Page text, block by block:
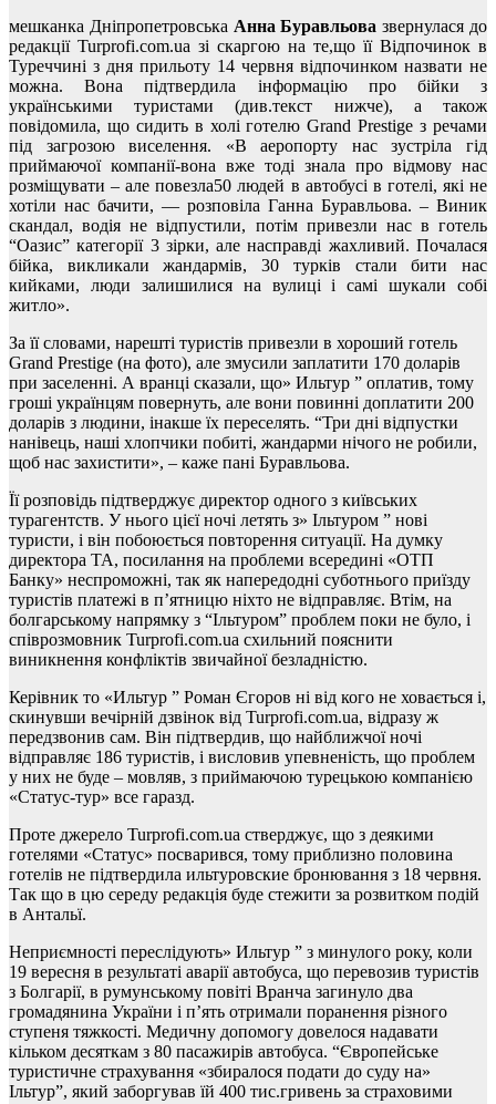
мешканка Дніпропетровська Анна Буравльова звернулася до
редакції Turprofi.com.ua зі скаргою на те,що її Відпочинок в
Туреччині з дня прильоту 14 червня відпочинком назвати не
можна. Вона підтвердила інформацію про бійки з
українськими туристами (див.текст нижче), а також
повідомила, що сидить в холі готелю Grand Prestige з речами
під загрозою виселення. «В аеропорту нас зустріла гід
приймаючої компанії-вона вже тоді знала про відмову нас
розміщувати – але повезла50 людей в автобусі в готелі, які не
хотіли нас бачити, — розповіла Ганна Буравльова. – Виник
скандал, водія не відпустили, потім привезли нас в готель
“Оазис” категорії 3 зірки, але насправді жахливий. Почалася
бійка, викликали жандармів, 30 турків стали бити нас
кийками, люди залишилися на вулиці і самі шукали собі
житло».
За її словами, нарешті туристів привезли в хороший готель
Grand Prestige (на фото), але змусили заплатити 170 доларів
при заселенні. А вранці сказали, що» Ильтур ” оплатив, тому
гроші українцям повернуть, але вони повинні доплатити 200
доларів з людини, інакше їх переселять. “Три дні відпустки
нанівець, наші хлопчики побиті, жандарми нічого не робили,
щоб нас захистити», – каже пані Буравльова.
Її розповідь підтверджує директор одного з київських
турагентств. У нього цієї ночі летять з» Ільтуром ” нові
туристи, і він побоюється повторення ситуації. На думку
директора ТА, посилання на проблеми всередині «ОТП
Банку» неспроможні, так як напередодні суботнього приїзду
туристів платежі в п’ятницю ніхто не відправляє. Втім, на
болгарському напрямку з “Ільтуром” проблем поки не було, і
співрозмовник Turprofi.com.ua схильний пояснити
виникнення конфліктів звичайної безладністю.
Керівник то «Ильтур ” Роман Єгоров ні від кого не ховається і,
скинувши вечірній дзвінок від Turprofi.com.ua, відразу ж
передзвонив сам. Він підтвердив, що найближчої ночі
відправляє 186 туристів, і висловив упевненість, що проблем
у них не буде – мовляв, з приймаючою турецькою компанією
«Статус-тур» все гаразд.
Проте джерело Turprofi.com.ua стверджує, що з деякими
готелями «Статус» посварився, тому приблизно половина
готелів не підтвердила ильтуровские бронювання з 18 червня.
Так що в цю середу редакція буде стежити за розвитком подій
в Антальї.
Неприємності переслідують» Ильтур ” з минулого року, коли
19 вересня в результаті аварії автобуса, що перевозив туристів
з Болгарії, в румунському повіті Вранча загинуло два
громадянина України і п’ять отримали поранення різного
ступеня тяжкості. Медичну допомогу довелося надавати
кільком десяткам з 80 пасажирів автобуса. “Європейське
туристичне страхування «збиралося подати до суду на»
Ільтур”, який заборгував їй 400 тис.гривень за страховими